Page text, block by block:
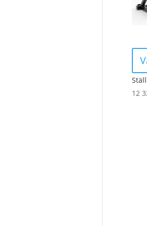
12